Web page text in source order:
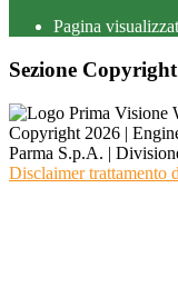
Pagina
Sezione Copyright
Copyright 2026 |
Parma S.p.A. |
Disclaimer trattamento